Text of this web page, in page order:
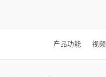
产品功能 视频